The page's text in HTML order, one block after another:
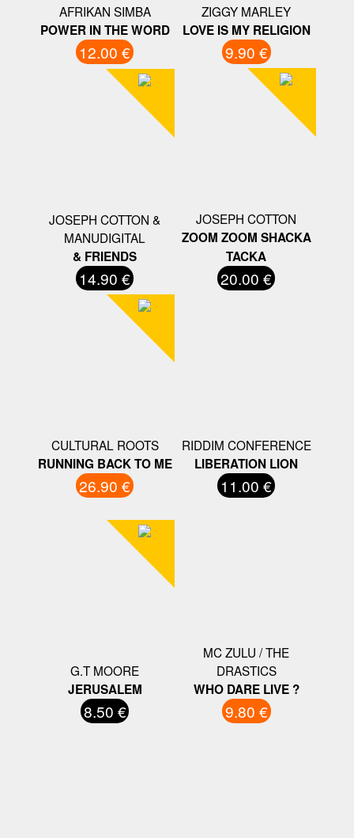
AFRIKAN SIMBA
POWER IN THE WORD
12.00 €
ZIGGY MARLEY
LOVE IS MY RELIGION
9.90 €
JOSEPH COTTON &
MANUDIGITAL
& FRIENDS
14.90 €
JOSEPH COTTON
ZOOM ZOOM SHACKA
TACKA
20.00 €
CULTURAL ROOTS
RUNNING BACK TO ME
26.90 €
RIDDIM CONFERENCE
LIBERATION LION
11.00 €
G.T MOORE
JERUSALEM
8.50 €
MC ZULU / THE
DRASTICS
WHO DARE LIVE ?
9.80 €